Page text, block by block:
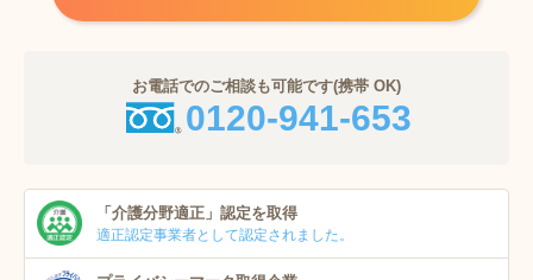
お電話でのご相談も可能です(携帯 OK)
0120-941-653
「介護分野適正」 認定を取得
適正認定事業者として認定されました。